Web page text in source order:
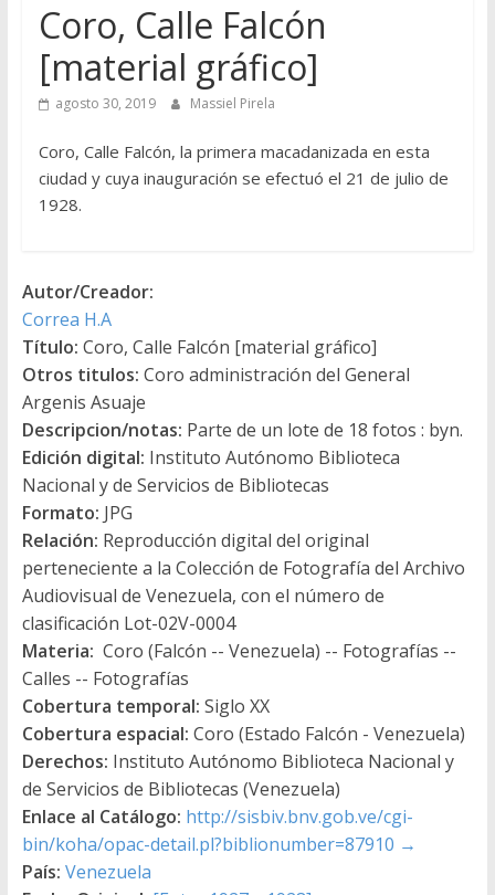
Coro, Calle Falcón
[material gráfico]
agosto 30, 2019 Massiel Pirela
Coro, Calle Falcón, la primera macadanizada en esta
ciudad y cuya inauguración se efectuó el 21 de julio de
1928.
Autor/Creador:
Correa H.A
Título: Coro, Calle Falcón [material gráfico]
Otros titulos: Coro administración del General
Argenis Asuaje
Descripcion/notas: Parte de un lote de 18 fotos : byn.
Edición digital: Instituto Autónomo Biblioteca
Nacional y de Servicios de Bibliotecas
Formato: JPG
Relación: Reproducción digital del original
perteneciente a la Colección de Fotografía del Archivo
Audiovisual de Venezuela, con el número de
clasificación Lot-02V-0004
Materia: Coro (Falcón -- Venezuela) -- Fotografías --
Calles -- Fotografías
Cobertura temporal: Siglo XX
Cobertura espacial: Coro (Estado Falcón - Venezuela)
Derechos: Instituto Autónomo Biblioteca Nacional y
de Servicios de Bibliotecas (Venezuela)
Enlace al Catálogo: http://sisbiv.bnv.gob.ve/cgi-
bin/koha/opac-detail.pl?biblionumber=87910 →
País: Venezuela